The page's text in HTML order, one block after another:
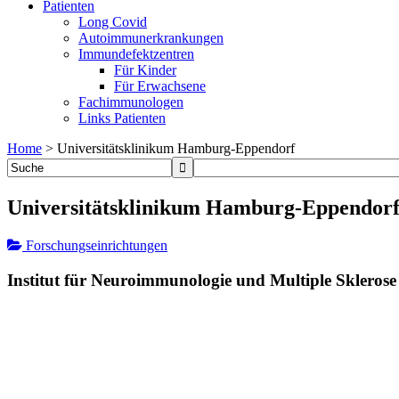
Patienten
Long Covid
Autoimmunerkrankungen
Immundefektzentren
Für Kinder
Für Erwachsene
Fachimmunologen
Links Patienten
Home > Universitätsklinikum Hamburg-Eppendorf
Universitätsklinikum Hamburg-Eppendorf
Forschungseinrichtungen
Institut für Neuroimmunologie und Multiple Sklerose